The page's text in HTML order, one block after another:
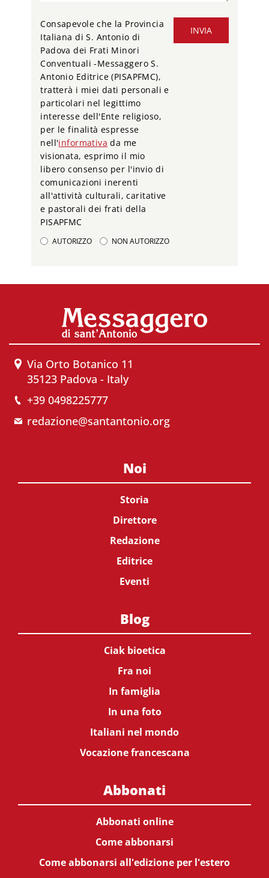
INVIA
Consapevole che la Provincia
Italiana di S. Antonio di
Padova dei Frati Minori
Conventuali -Messaggero S.
Antonio Editrice (PISAPFMC),
tratterà i miei dati personali e
particolari nel legittimo
interesse dell'Ente religioso,
per le finalità espresse
nell'informativa da me
visionata, esprimo il mio
libero consenso per l'invio di
comunicazioni inerenti
all'attività culturali, caritative
e pastorali dei frati della
PISAPFMC
AUTORIZZO NON AUTORIZZO
Via Orto Botanico 11
35123 Padova - Italy
+39 0498225777
redazione@santantonio.org
Noi
Storia
Direttore
Redazione
Editrice
Eventi
Blog
Ciak bioetica
Fra noi
In famiglia
In una foto
Italiani nel mondo
Vocazione francescana
Abbonati
Abbonati online
Come abbonarsi
Come abbonarsi all'edizione per l'estero